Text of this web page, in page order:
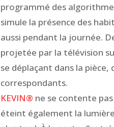
programmé des
simule la présence des
aussi pendant la journée.
projetée par la télévision
se déplaçant dans la
correspondants.
KEVIN® ne se contente
éteint également la